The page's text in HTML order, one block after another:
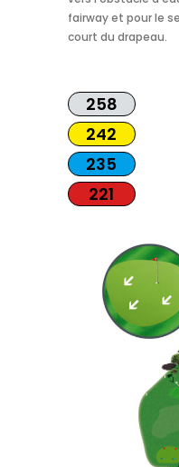
fairway et pour le
court du drapeau.
258
242
235
221